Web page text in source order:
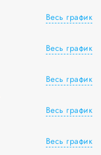
Весь график
Весь график
Весь график
Весь график
Весь график